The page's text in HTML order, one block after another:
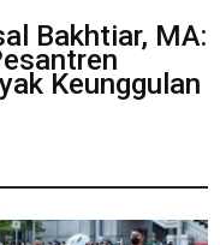
Bakhtiar, MA:
Keunggulan